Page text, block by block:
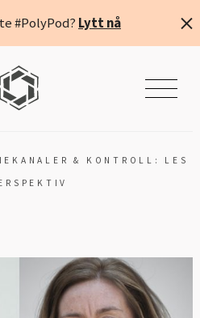
#PolyPod? Lytt nå
& KONTROLL: LES